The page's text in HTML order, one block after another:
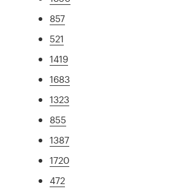
857
521
1419
1683
1323
855
1387
1720
472